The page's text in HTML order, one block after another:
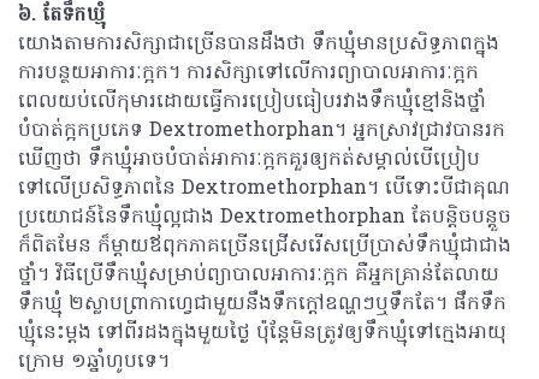
៦. តែទឹកឃ្មុំ
យោងតាមការសិក្សាជាច្រើនបានដឹងថា ទឹកឃ្មុំមានប្រសិទ្ធភាពក្នុង
ការបន្ថយអាការៈក្អក។ ការសិក្សាទៅលើការព្យាបាលអាការៈក្អក
ពេលយប់លើកុមារដោយធ្វើការប្រៀបធៀបរវាងទឹកឃ្មុំខ្មៅនិងថ្នាំ
បំបាត់ក្អកប្រភេទ Dextromethorphan។ អ្នកស្រាវជ្រាវបានរក
ឃើញថា ទឹកឃ្មុំអាចបំបាត់អាការៈក្អកគួរឲ្យកត់សម្គាល់បើប្រៀប
ទៅលើប្រសិទ្ធភាពនៃ Dextromethorphan។ បើទោះបីជាគុណ
ប្រយោជន៍នៃទឹកឃ្មុំល្អជាង Dextromethorphan តែបន្តិចបន្តួច
ក៏ពិតមែន ក៏ម្តាយឪពុកភាគច្រើនជ្រើសរើសប្រើប្រាស់ទឹកឃ្មុំជាជាង
ថ្នាំ។ វិធីប្រើទឹកឃ្មុំសម្រាប់ព្យាបាលអាការៈក្អក គឺអ្នកគ្រាន់តែលាយ
ទឹកឃ្មុំ ២ស្លាបព្រាកាហ្វេជាមួយនឹងទឹកក្តៅឧណ្ហៗឬទឹកតែ។ ផឹកទឹក
ឃ្មុំនេះម្តង ទៅពីរដងក្នុងមួយថ្ងៃ ប៉ុន្តែមិនត្រូវឲ្យទឹកឃ្មុំទៅក្មេងអាយុ
ក្រោម ១ឆ្នាំហូបទេ។